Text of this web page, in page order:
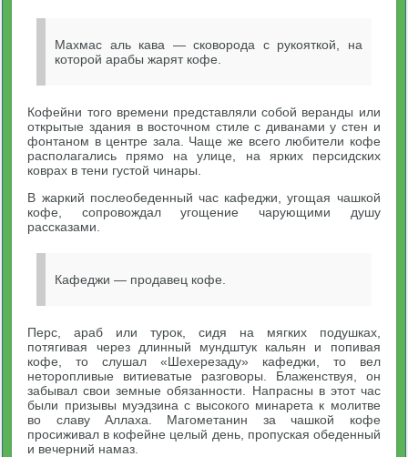
Махмас аль кава — сковорода с рукояткой, на
которой арабы жарят кофе.
Кофейни того времени представляли собой веранды или
открытые здания в восточном стиле с диванами у стен и
фонтаном в центре зала. Чаще же всего любители кофе
располагались прямо на улице, на ярких персидских
коврах в тени густой чинары.
В жаркий послеобеденный час кафеджи, угощая чашкой
кофе, сопровождал угощение чарующими душу
рассказами.
Кафеджи — продавец кофе.
Перс, араб или турок, сидя на мягких подушках,
потягивая через длинный мундштук кальян и попивая
кофе, то слушал «Шехерезаду» кафеджи, то вел
неторопливые витиеватые разговоры. Блаженствуя, он
забывал свои земные обязанности. Напрасны в этот час
были призывы муэдзина с высокого минарета к молитве
во славу Аллаха. Магометанин за чашкой кофе
просиживал в кофейне целый день, пропуская обеденный
и вечерний намаз.